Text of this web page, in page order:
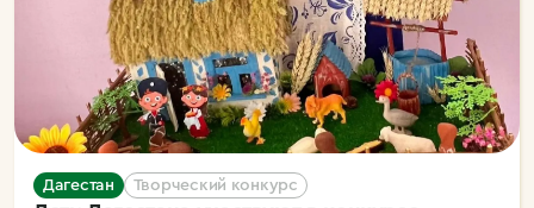
Дагестан Творческий конкурс